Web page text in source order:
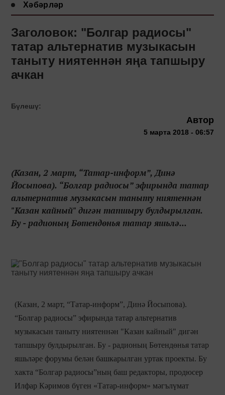
Хәбәрләр
Заголовок: "Болгар радиосы"
татар альтернатив музыкасын
таныту ниятеннән яңа тапшыру
ачкан
Бүлешү:
Автор
5 марта 2018 - 06:57
(Казан, 2 март, “Татар-информ”, Динә
Йосыпова). “Болгар радиосы” эфирында татар
альтернатив музыкасын таныту ниятеннән
"Казан кайный" дигән тапшыру булдырылган.
Бу - радионың Бөтендөнья татар яшьлә...
(Казан, 2 март, “Татар-информ”, Динә Йосыпова).
“Болгар радиосы” эфирында татар альтернатив
музыкасын таныту ниятеннән "Казан кайный" дигән
тапшыру булдырылган. Бу - радионың Бөтендөнья татар
яшьләре форумы белән башкарылган уртак проекты. Бу
хакта “Болгар радиосы”ның баш редакторы, продюсер
Илфар Кәримов бүген «Татар-информ» мәгълүмат